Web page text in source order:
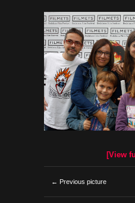
[View
← Previous picture